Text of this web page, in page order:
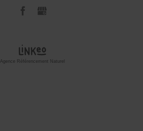
Agence Référencement Naturel